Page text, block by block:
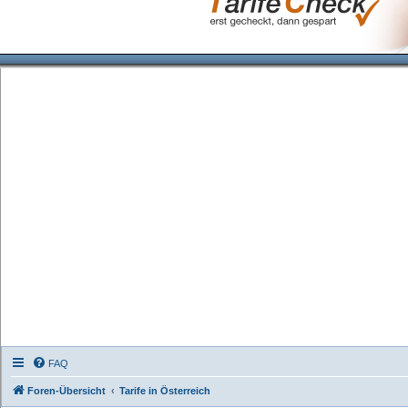
FAQ
Foren-Übersicht Tarife in Österreich